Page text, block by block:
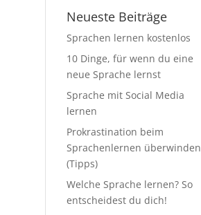
Neueste Beiträge
Sprachen lernen kostenlos
10 Dinge, für wenn du eine
neue Sprache lernst
Sprache mit Social Media
lernen
Prokrastination beim
Sprachenlernen überwinden
(Tipps)
Welche Sprache lernen? So
entscheidest du dich!